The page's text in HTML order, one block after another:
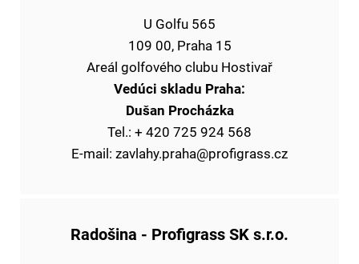
U Golfu 565
109 00, Praha 15
Areál golfového clubu Hostivař
Vedúci skladu Praha:
Dušan Procházka
Tel.: + 420 725 924 568
E-mail: zavlahy.praha@profigrass.cz
Radošina - Profigrass SK s.r.o.